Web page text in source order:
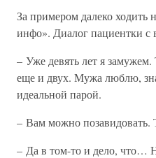
За примером далеко ходить
инфо». Диалог пациентки с
– Уже девять лет я
еще и двух. Мужа люблю,
идеальной парой.
– Вам можно позавидовать.
– Да в том-то и дело, что…